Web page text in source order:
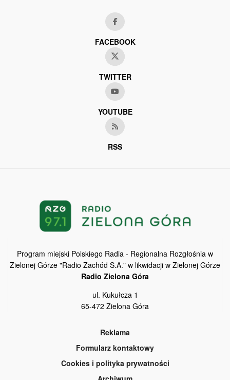
FACEBOOK
TWITTER
YOUTUBE
RSS
Program miejski Polskiego Radia - Regionalna Rozgłośnia w
Zielonej Górze "Radio Zachód S.A." w likwidacji w Zielonej Górze
Radio Zielona Góra
ul. Kukułcza 1
65-472 Zielona Góra
Reklama
Formularz kontaktowy
Cookies i polityka prywatności